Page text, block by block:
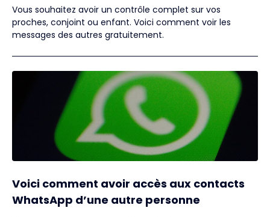
Vous souhaitez avoir un contrôle complet sur vos
proches, conjoint ou enfant. Voici comment voir les
messages des autres gratuitement.
Voici comment avoir accès aux contacts
WhatsApp d’une autre personne